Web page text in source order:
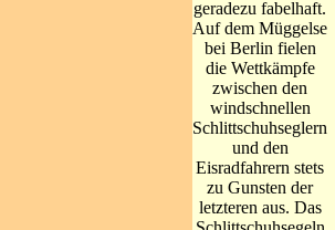
geradezu fabelhaft.
Auf dem Müggelse
bei Berlin fielen
die Wettkämpfe
zwischen den
windschnellen
Schlittschuhseglern
und den
Eisradfahrern stets
zu Gunsten der
letzteren aus. Das